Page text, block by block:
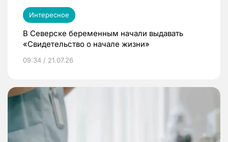
Интересное
В Северске беременным начали выдавать
«Свидетельство о начале жизни»
09:34 / 21.07.26